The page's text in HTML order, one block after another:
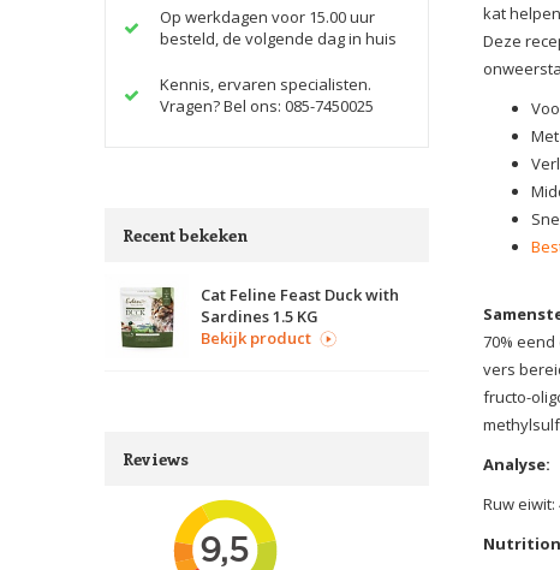
Op werkdagen voor 15.00 uur
besteld, de volgende dag in huis
Kennis, ervaren specialisten.
Vragen? Bel ons: 085-7450025
Recent bekeken
Cat Feline Feast Duck with
Sardines 1.5 KG
Bekijk product
Reviews
kat
Deze
70%
vers
fructo-
Analyse:
Ruw eiwit: